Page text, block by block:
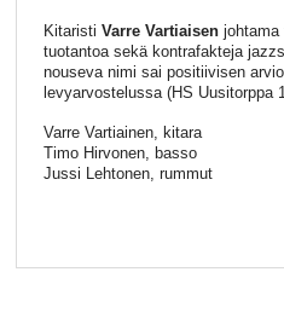
Kitaristi Varre Vartiaisenjohtama
tuotantoa sekä kontrafakteja
nouseva nimi sai positiivisen
levyarvostelussa (HS Uusitorppa
Varre Vartiainen, kitara
Timo Hirvonen, basso
Jussi Lehtonen, rummut